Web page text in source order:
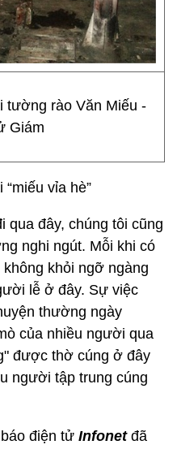
tường rào Văn Miếu -
Giám
vỉa hè”
qua đây, chúng tôi cũng
nghi ngút. Mỗi khi có
khỏi ngỡ ngàng
lễ ở đây. Sự việc
thường ngày
của nhiều người qua
được thờ cúng ở đây
người tập trung cúng
điện tử Infonetđã